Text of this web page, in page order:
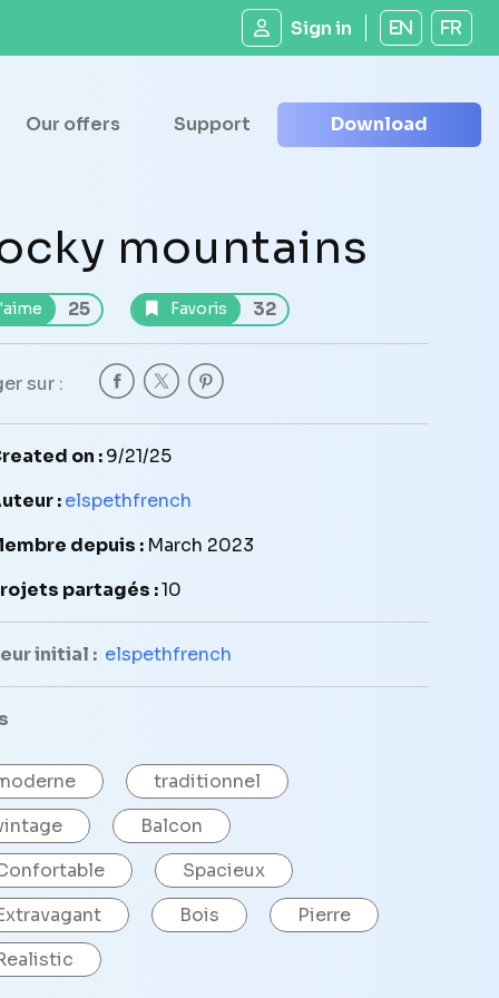
Sign in EN FR
Our offers Support Download
mountains
25 Favoris 32
sur :
on :9/21/25
:elspethfrench
depuis : March 2023
partagés :10
initial : elspethfrench
traditionnel
Balcon
Spacieux
Bois
Pierre